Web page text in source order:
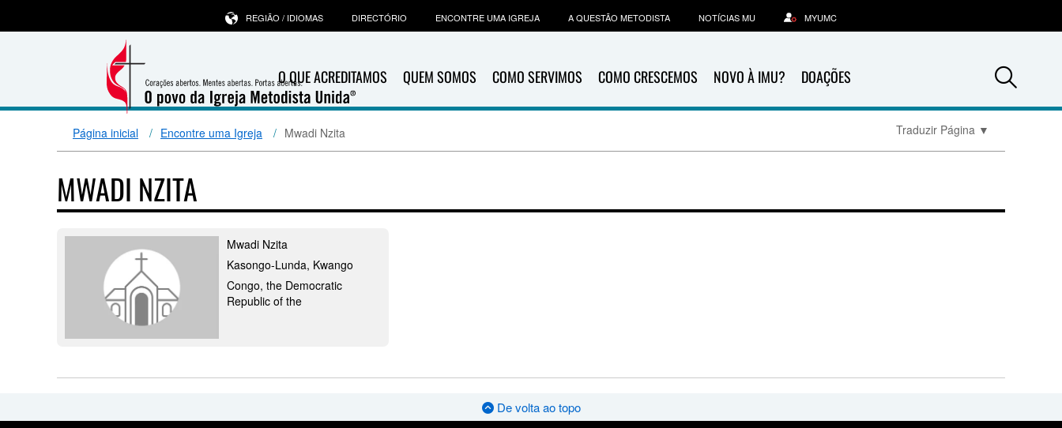
O QUE ACREDITAMOS QUEM SOMOS COMO SERVIMOS COMO CRESCEMOS NOVO À IMU? DOAÇÕES
REGIÃO / IDIOMAS DIRECTÓRIO ENCONTRE UMA IGREJA A QUESTÃO METODISTA NOTÍCIAS MU MYUMC
Página inicial Encontre uma Igreja Mwadi Nzita Traduzir Página ▼
MWADI NZITA
Mwadi Nzita
Kasongo-Lunda, Kwango
Congo, the Democratic
Republic of the
De volta ao topo